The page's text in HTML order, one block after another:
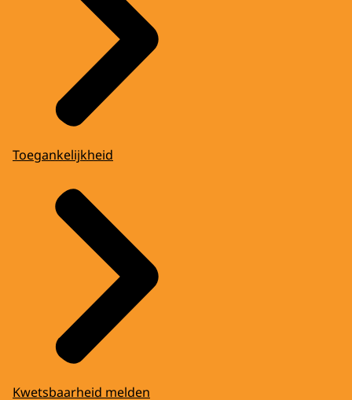
Toegankelijkheid
Kwetsbaarheid melden